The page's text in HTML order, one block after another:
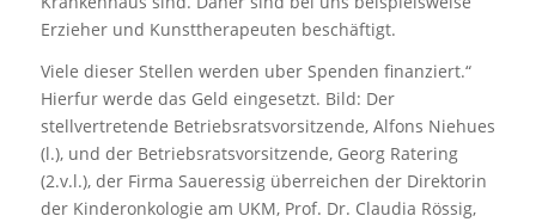
Erzieher und Kunsttherapeuten beschäftigt.
Viele dieser Stellen werden uber Spenden finanziert.“
Hierfur werde das Geld eingesetzt. Bild: Der
stellvertretende Betriebsratsvorsitzende, Alfons Niehues
(l.), und der Betriebsratsvorsitzende, Georg Ratering
(2.v.l.), der Firma Saueressig überreichen der Direktorin
der Kinderonkologie am UKM, Prof. Dr. Claudia Rössig,